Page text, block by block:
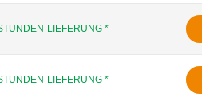
LIEFERUNG *
LIEFERUNG *